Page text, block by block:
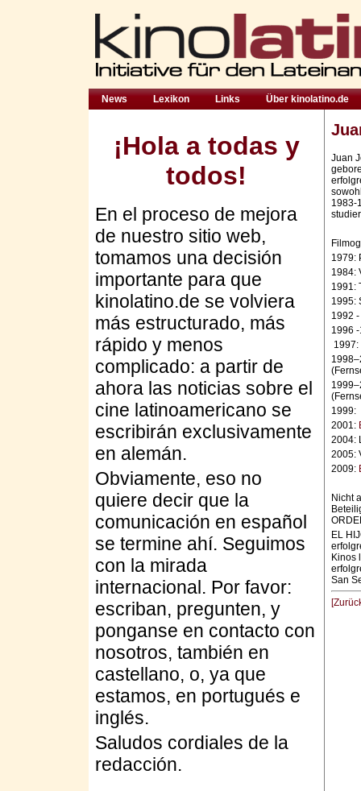
News Lexikon Links Über kinolatino.de
¡Hola a todas y
todos!
En el proceso de mejora
de nuestro sitio web,
tomamos una decisión
importante para que
kinolatino.de se volviera
más estructurado, más
rápido y menos
complicado: a partir de
ahora las noticias sobre el
cine latinoamericano se
escribirán exclusivamente
en alemán.
Obviamente, eso no
quiere decir que la
comunicación en español
se termine ahí. Seguimos
con la mirada
internacional. Por favor:
escriban, pregunten, y
ponganse en contacto con
nosotros, también en
castellano, o, ya que
estamos, en portugués e
inglés.
Saludos cordiales de la
redacción.
Juan
1983-
1979:
1984:
1991:
1995:
1992
1996
1997:
1999:
2001:
2004:
2005:
2009:
Nicht
EL
Kinos
San